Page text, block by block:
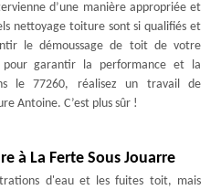
d’une manière appropriée et
nettoyage toiture sont si qualifiés et
le démoussage de toit de votre
garantir la performance et la
le 77260, réalisez un travail de
Antoine. C’est plus sûr !
à La Ferte Sous Jouarre
d'eau et les fuites toit, mais